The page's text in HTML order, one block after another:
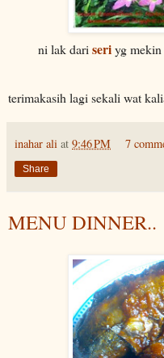
ni lak dari seriyg mekin
terimakasih lagi sekali wat
inahar ali at 9:46 PM 7
Share
MENU DINNER..